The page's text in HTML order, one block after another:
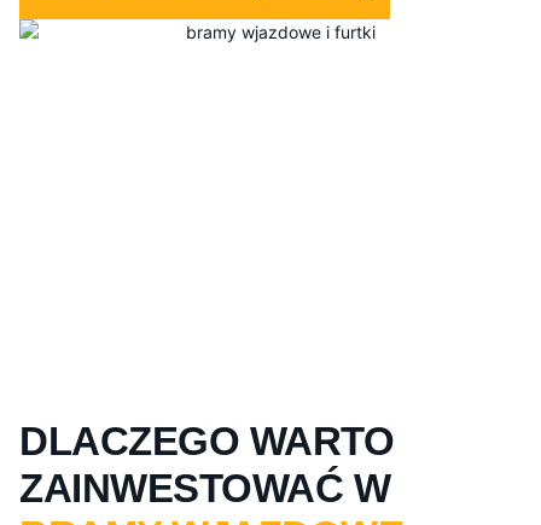
DLACZEGO WARTO
ZAINWESTOWAĆ W